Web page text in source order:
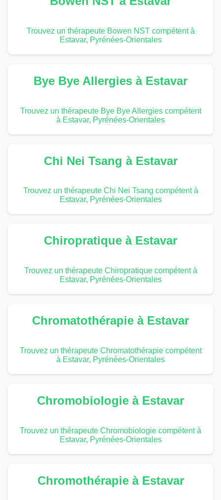
Trouvez un thérapeute Bowen NST compétent à
Estavar, Pyrénées-Orientales
Bye Bye Allergies à Estavar
Trouvez un thérapeute Bye Bye Allergies compétent
à Estavar, Pyrénées-Orientales
Chi Nei Tsang à Estavar
Trouvez un thérapeute Chi Nei Tsang compétent à
Estavar, Pyrénées-Orientales
Chiropratique à Estavar
Trouvez un thérapeute Chiropratique compétent à
Estavar, Pyrénées-Orientales
Chromatothérapie à Estavar
Trouvez un thérapeute Chromatothérapie compétent
à Estavar, Pyrénées-Orientales
Chromobiologie à Estavar
Trouvez un thérapeute Chromobiologie compétent à
Estavar, Pyrénées-Orientales
Chromothérapie à Estavar